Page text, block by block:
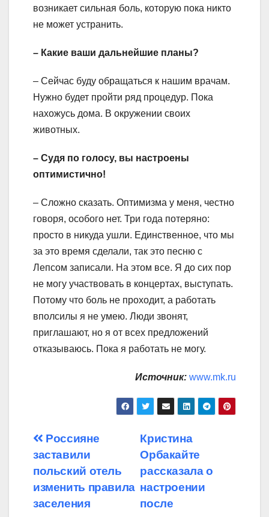
возникает сильная боль, которую пока никто
не может устранить.
– Какие ваши дальнейшие планы?
– Сейчас буду обращаться к нашим врачам.
Нужно будет пройти ряд процедур. Пока
нахожусь дома. В окружении своих
животных.
– Судя по голосу, вы настроены
оптимистично!
– Сложно сказать. Оптимизма у меня, честно
говоря, особого нет. Три года потеряно:
просто в никуда ушли. Единственное, что мы
за это время сделали, так это песню с
Лепсом записали. На этом все. Я до сих пор
не могу участвовать в концертах, выступать.
Потому что боль не проходит, а работать
вполсилы я не умею. Люди звонят,
приглашают, но я от всех предложений
отказываюсь. Пока я работать не могу.
Источник: www.mk.ru
Навигация
по
записям
Кристина
Орбакайте
рассказала о
настроении
после
Россияне
заставили
польский отель
изменить правила
заселения